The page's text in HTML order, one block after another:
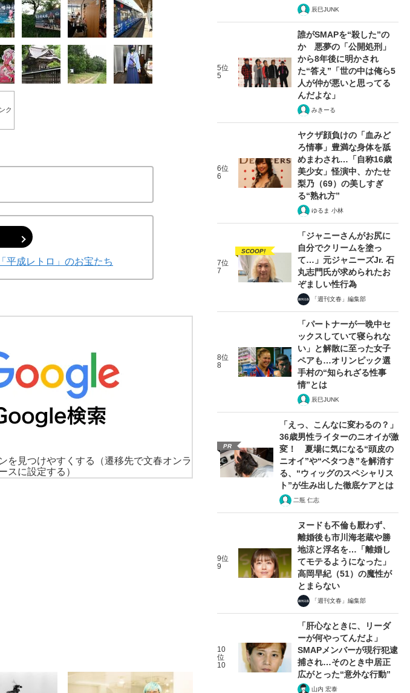
ク
平成レトロ」のお宝たち
を見つけやすくする
（遷移先で文春オンラ
スに設定する）
辰巳JUNK
5位
5
誰がSMAPを“殺した”の
か 悪夢の「公開処刑」
から8年後に明かされ
た“答え”「世の中は俺ら5
人が仲が悪いと思ってる
んだよな」
みきーる
6位
6
ヤクザ顔負けの「血みど
ろ情事」豊満な身体を舐
めまわされ…「自称16歳
美少女」怪演中、かたせ
梨乃（69）の美しすぎ
る“熟れ方”
ゆるま 小林
7位
7
SCOOP!
「ジャニーさんがお尻に
自分でクリームを塗っ
て…」元ジャニーズJr. 石
丸志門氏が求められたお
ぞましい性行為
「週刊文春」編集部
8位
8
「パートナーが一晩中セ
ックスしていて寝られな
い」と解散に至った女子
ペアも…オリンピック選
手村の“知られざる性事
情”とは
辰巳JUNK
PR
「えっ、こんなに変わるの？」
36歳男性ライターのニオイが激
変！ 夏場に気になる“頭皮の
ニオイ”や“ベタつき”を解消す
る、“ウィッグのスペシャリス
ト”が生み出した徹底ケアとは
二瓶 仁志
9位
9
ヌードも不倫も厭わず、
離婚後も市川海老蔵や勝
地涼と浮名を…「離婚し
てモテるようになった」
高岡早紀（51）の魔性が
とまらない
「週刊文春」編集部
10
位
10
「肝心なときに、リーダ
ーが何やってんだよ」
SMAPメンバーが現行犯逮
捕され…そのとき中居正
広がとった“意外な行動”
山内 宏泰